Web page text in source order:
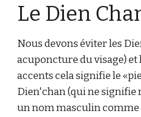
Le Dien
Nous devons éviter les
acuponcture du visage) et
accents cela signifie le
Dien'chan (qui ne signifie
un nom masculin comme